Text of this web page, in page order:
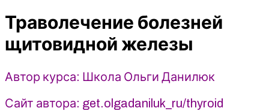
-
2023
Ольги
Траволечение болезней
щитовидной железы
Автор курса: Школа Ольги Данилюк
Сайт автора: get.olgadaniluk_ru/thyroid